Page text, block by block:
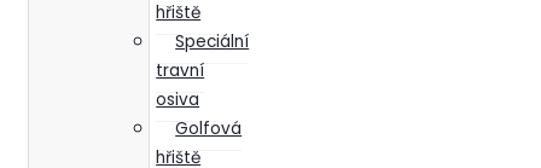
hřiště
Speciální
travní
osiva
Golfová
hřiště